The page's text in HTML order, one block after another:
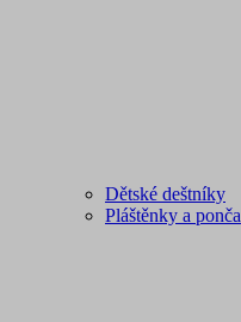
Dětské deštníky
Pláštěnky a ponča